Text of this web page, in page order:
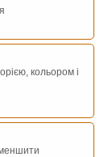
кольором і